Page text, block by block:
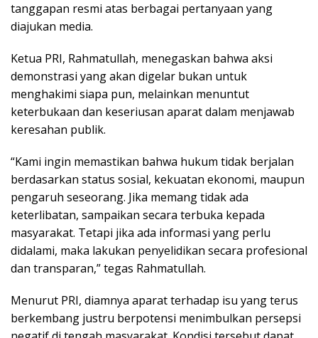
tanggapan resmi atas berbagai pertanyaan yang
diajukan media.
Ketua PRI, Rahmatullah, menegaskan bahwa aksi
demonstrasi yang akan digelar bukan untuk
menghakimi siapa pun, melainkan menuntut
keterbukaan dan keseriusan aparat dalam menjawab
keresahan publik.
“Kami ingin memastikan bahwa hukum tidak berjalan
berdasarkan status sosial, kekuatan ekonomi, maupun
pengaruh seseorang. Jika memang tidak ada
keterlibatan, sampaikan secara terbuka kepada
masyarakat. Tetapi jika ada informasi yang perlu
didalami, maka lakukan penyelidikan secara profesional
dan transparan,” tegas Rahmatullah.
Menurut PRI, diamnya aparat terhadap isu yang terus
berkembang justru berpotensi menimbulkan persepsi